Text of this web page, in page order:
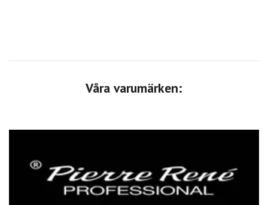
Våra varumärken: